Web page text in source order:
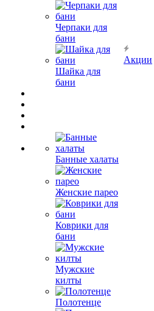
Черпаки для
бани
Шайка для
бани
Банные халаты
Женские парео
Коврики для
бани
Мужские
килты
Полотенце
Акции